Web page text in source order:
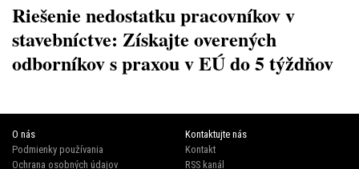
Riešenie nedostatku pracovníkov v
stavebníctve: Získajte overených
odborníkov s praxou v EÚ do 5 týždňov
O nás
Podmienky používania
Ochrana osobných údajov
Kontaktujte nás
Kontakt
RSS kanál